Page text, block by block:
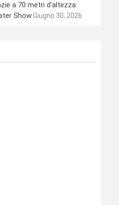
a 70 metri d’altezza:
ShowGiugno 30, 2026